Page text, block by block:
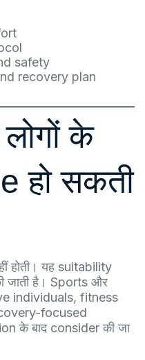
safety
recovery plan
के
हो सकती
होती। यह suitability
जाती है। Sports और
individuals, fitness
focused
के बाद consider की जा